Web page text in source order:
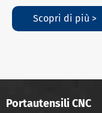
Scopri di più >
Portautensili CNC